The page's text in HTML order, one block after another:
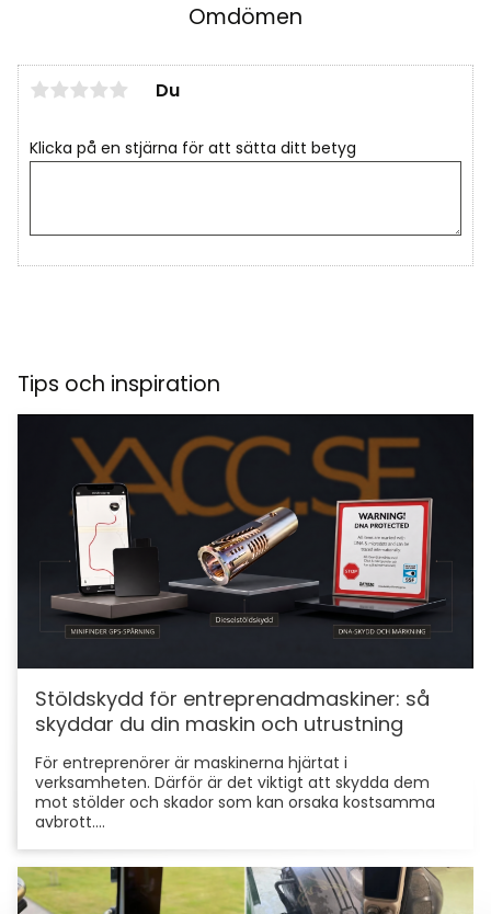
Omdömen
Du
Klicka på en stjärna för att sätta ditt betyg
Tips och inspiration
Stöldskydd för entreprenadmaskiner: så
skyddar du din maskin och utrustning
För entreprenörer är maskinerna hjärtat i
verksamheten. Därför är det viktigt att skydda dem
mot stölder och skador som kan orsaka kostsamma
avbrott....